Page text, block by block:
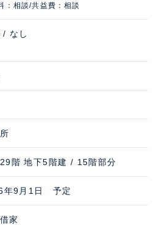
：相談/共益費：相談
/ なし
階 地下5階建 / 15階部分
年9月1日 予定
家